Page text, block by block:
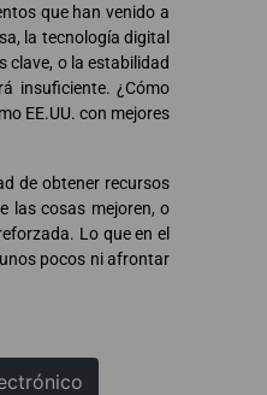
que han venido a
la tecnología digital
clave, o la estabilidad
insuficiente. ¿Cómo
EE.UU. con mejores
de obtener recursos
las cosas mejoren, o
Lo que en el
pocos ni afrontar